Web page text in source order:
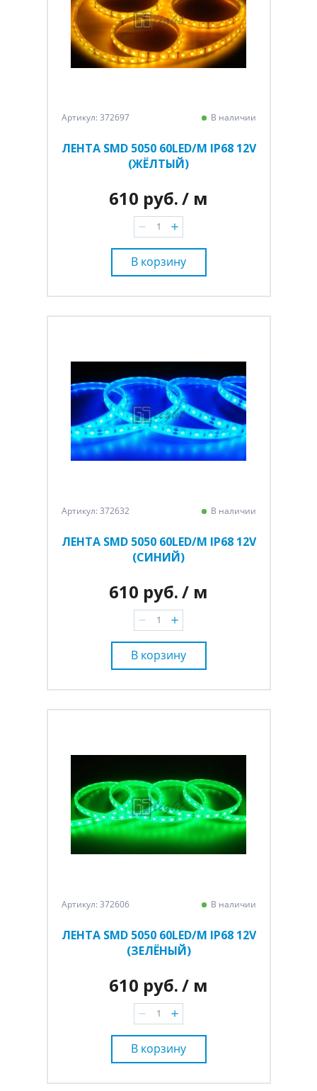
Артикул: 372697 В наличии
ЛЕНТА SMD 5050 60LED/M IP68 12V
(ЖЁЛТЫЙ)
610 руб./ м
В корзину
Артикул: 372632 В наличии
ЛЕНТА SMD 5050 60LED/M IP68 12V
(СИНИЙ)
610 руб./ м
В корзину
Артикул: 372606 В наличии
ЛЕНТА SMD 5050 60LED/M IP68 12V
(ЗЕЛЁНЫЙ)
610 руб./ м
В корзину